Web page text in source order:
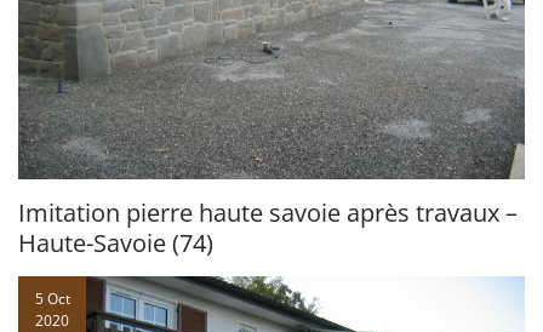
Imitation pierre haute savoie après travaux –
Haute-Savoie (74)
5 Oct
2020